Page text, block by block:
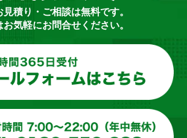
見積り・ご相談は無料です。
お気軽にお問合せください。